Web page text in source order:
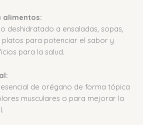
alimentos:
deshidratado a ensaladas, sopas,
platos para potenciar el sabor y
para la salud.
de orégano de forma tópica
musculares o para mejorar la